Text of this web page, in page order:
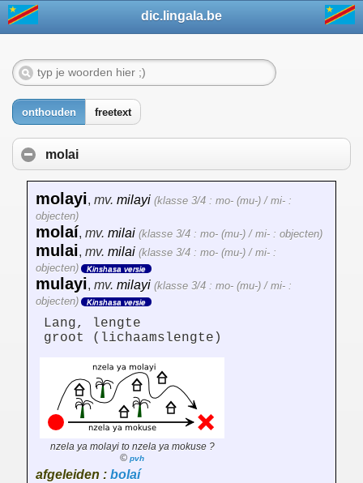
dic.lingala.be
onthouden freetext
molai
molayi, mv. milayi (klasse 3/4 : mo- (mu-) / mi- :
objecten)
molaí, mv. milai (klasse 3/4 : mo- (mu-) / mi- : objecten)
mulai, mv. milai (klasse 3/4 : mo- (mu-) / mi- :
objecten)
Kinshasa versie
mulayi, mv. milayi (klasse 3/4 : mo- (mu-) / mi- :
objecten)
Kinshasa versie
Lang, lengte
groot (lichaamslengte)
nzela ya molayi to nzela ya mokuse ?
© pvh
afgeleiden : bolaí